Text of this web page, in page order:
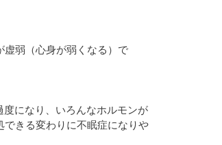
虚弱（心身が弱くなる）で
になり、いろんなホルモンが
きる変わりに不眠症になりや